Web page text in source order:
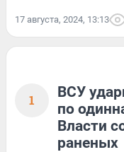
17 августа, 2024, 13:13
1
ВСУ
по
Власти
раненых